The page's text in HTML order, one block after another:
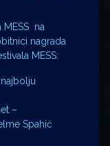
MESS na
nagrada
MESS:
–
Spahić